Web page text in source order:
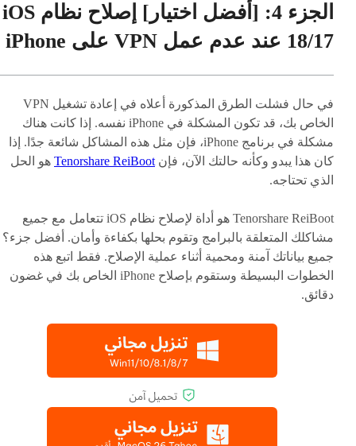
الجزء 4: [أفضل اختيار] إصلاح نظام iOS
18/17 عند عدم عمل VPN على iPhone
في حال فشلت الطرق المذكورة أعلاه في إعادة تشغيل VPN
الخاص بك، قد تكون المشكلة في iPhone نفسه. إذا كانت هناك
مشكلة في برنامج iPhone، فإن مثل هذه المشاكل شائعة جدًا. إذا
كان هذا يبدو وكأنه حالتك الآن، فإن Tenorshare ReiBoot هو الحل
الذي تحتاجه.
Tenorshare ReiBoot هو أداة لإصلاح نظام iOS تتعامل مع جميع
مشاكلك المتعلقة بالبرامج وتقوم بحلها بكفاءة وأمان. أفضل جزء؟
جميع بياناتك آمنة ومحمية أثناء عملية الإصلاح. فقط اتبع هذه
الخطوات البسيطة وستقوم بإصلاح iPhone الخاص بك في غضون
دقائق.